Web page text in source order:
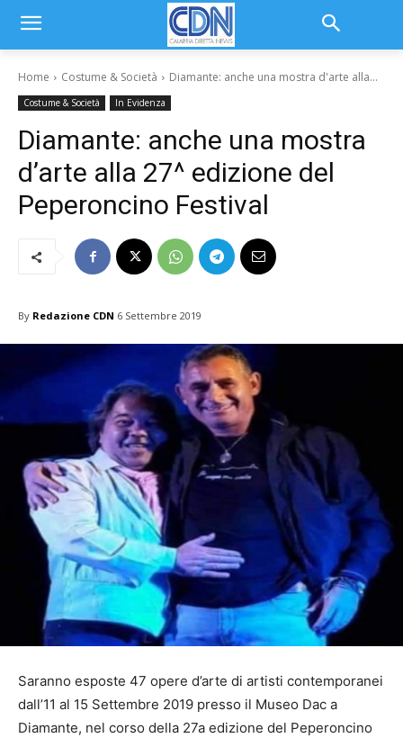
Home Costume & Società Diamante: anche una mostra d'arte alla...
Costume & Società In Evidenza
Diamante: anche una mostra
d’arte alla 27^ edizione del
Peperoncino Festival
By Redazione CDN 6 Settembre 2019
Saranno esposte 47 opere d’arte di artisti contemporanei
dall’11 al 15 Settembre 2019 presso il Museo Dac a
Diamante, nel corso della 27a edizione del Peperoncino